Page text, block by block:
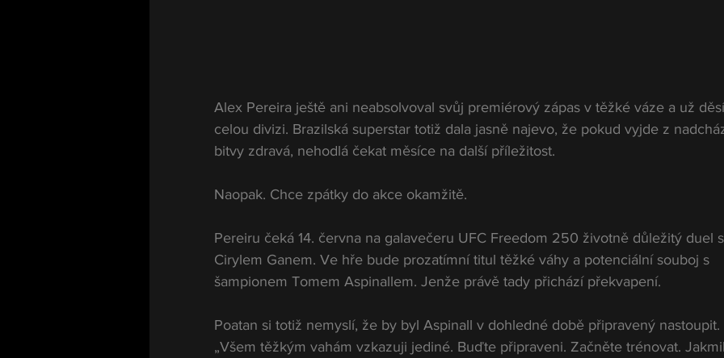
Alex Pereira ještě ani neabsolvoval svůj premiérový zápas v těžké váze a už
celou divizi. Brazilská superstar totiž dala jasně najevo, že pokud vyjde z
bitvy zdravá, nehodlá čekat měsíce na další příležitost.
Naopak. Chce zpátky do akce okamžitě.
Pereiru čeká 14. června na galavečeru UFC Freedom 250 životně důležitý duel s
Cirylem Ganem. Ve hře bude prozatímní titul těžké váhy a potenciální souboj s
šampionem Tomem Aspinallem. Jenže právě tady přichází překvapení.
Poatan si totiž nemyslí, že by byl Aspinall v dohledné době připravený nastoupit.
„Všem těžkým vahám vzkazuji jediné. Buďte připraveni. Začněte trénovat.